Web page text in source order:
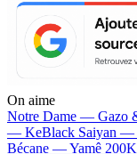
On aime
Notre Dame — Gazo
— KeBlack Saiyan —
Bécane —Yamê